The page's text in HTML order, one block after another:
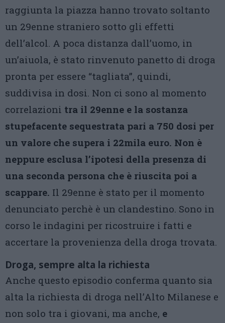
raggiunta la piazza hanno trovato soltanto
un 29enne straniero sotto gli effetti
dell’alcol. A poca distanza dall’uomo, in
un’aiuola, è stato rinvenuto panetto di droga
pronta per essere “tagliata”, quindi,
suddivisa in dosi. Non ci sono al momento
correlazioni tra il 29enne e la sostanza
stupefacente sequestrata pari a 750 dosi per
un valore che supera i 22mila euro. Non è
neppure esclusa l’ipotesi della presenza di
una seconda persona che è riuscita poi a
scappare. Il 29enne è stato per il momento
denunciato perchè è un clandestino. Sono in
corso le indagini per ricostruire i fatti e
accertare la provenienza della droga trovata.
Droga, sempre alta la richiesta
Anche questo episodio conferma quanto sia
alta la richiesta di droga nell’Alto Milanese e
non solo tra i giovani, ma anche, e